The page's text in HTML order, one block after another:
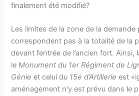
finalement été modifié?
Les limites de la zone de la demande
correspondent pas à la totalité de la
devant l’entrée de l’ancien fort.
leMonument du 1er Régiment de
Génie et celui du 15e d’Artillerie est
aménagement n’y est prévu dans le